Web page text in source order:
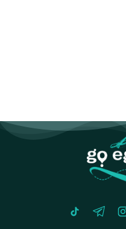
instagram
telegram
tiktok